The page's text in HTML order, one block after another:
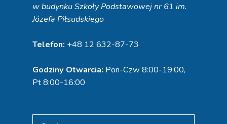
w budynku Szkoły Podstawowej nr 61 im.
Józefa Piłsudskiego
Telefon: +48 12 632-87-73
Godziny Otwarcia: Pon-Czw 8:00-19:00,
Pt 8:00-16:00